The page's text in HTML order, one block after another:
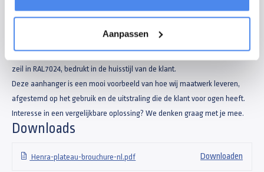
Aanpassen
de klant ontworpen. De huif meet 703x202x200cm, is voorzien van stalen
schuifrails, een lichtdoorlatend dakvlak, stevige houten planken en een
zeil in RAL7024, bedrukt in de huisstijl van de klant.
Deze aanhanger is een mooi voorbeeld van hoe wij maatwerk leveren,
afgestemd op het gebruik en de uitstraling die de klant voor ogen heeft.
Interesse in een vergelijkbare oplossing? We denken graag met je mee.
Downloads
Henra-plateau-brouchure-nl.pdf Downloaden